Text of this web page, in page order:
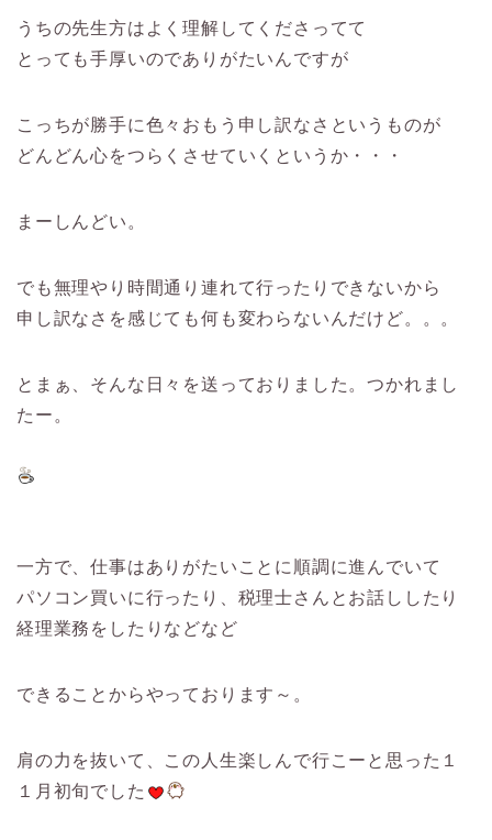
うちの先生方はよく理解してくださってて
とっても手厚いのでありがたいんですが
こっちが勝手に色々おもう申し訳なさというものが
どんどん心をつらくさせていくというか・・・
まーしんどい。
でも無理やり時間通り連れて行ったりできないから
申し訳なさを感じても何も変わらないんだけど。。。
とまぁ、そんな日々を送っておりました。つかれまし
たー。
一方で、仕事はありがたいことに順調に進んでいて
パソコン買いに行ったり、税理士さんとお話ししたり
経理業務をしたりなどなど
できることからやっております～。
肩の力を抜いて、この人生楽しんで行こーと思った１
１月初旬でした